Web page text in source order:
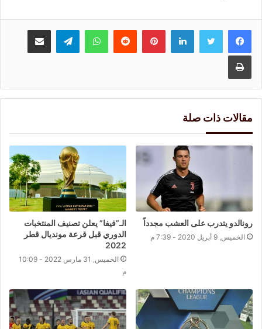
لينكدإنبينتيريست واتسابتيلقرام مشاركة عبر البريد
طباعة
مقالات ذات صلة
رونالدو يتدرب على العشب مجدداً
الخميس, 9 أبريل 2020 - 7:39 م
الـ”فيفا” يعلن تصنيف المنتخبات
الدوري قبل قرعة مونديال قطر
2022
الخميس, 31 مارس 2022 - 10:09
م